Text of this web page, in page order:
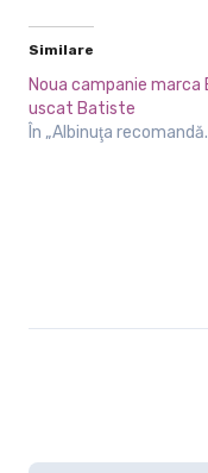
Similare
Noua campanie marca
uscat Batiste
În „Albinuţa